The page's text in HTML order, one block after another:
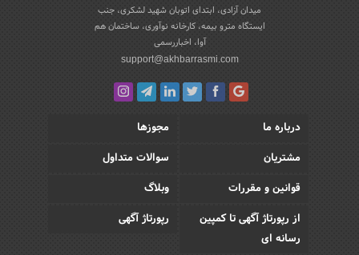
میدان آزادی، ابتدای اتوبان شهید لشکری، جنب
ایستگاه مترو بیمه، کارخانه نوآوری، ساختمان هم
آوا، اخباررسمی
support@akhbarrasmi.com
درباره ما
مجوزها
مشتریان
سوالات متداول
قوانین و مقررات
وبلاگ
از رپورتاژ آگهی تا کمپین
رسانه ای
رپورتاژ آگهی